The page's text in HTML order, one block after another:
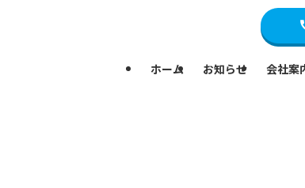
ホーム お知らせ 会社案